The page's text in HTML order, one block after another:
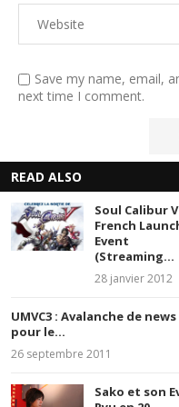
Save my name, email,
next time I comment.
Ce site utilise Akismet
plus sur comment les
utilisées.
READ ALSO
Soul Calibur V
French
Event
(Streaming...
28 janvier 2012
UMVC3 : Avalanche de news
pour le...
26 septembre 2011
Sako et son